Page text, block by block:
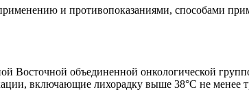
и противопоказаниями, способами
Восточной объединенной онкологической
включающие лихорадку выше 38°С не менее